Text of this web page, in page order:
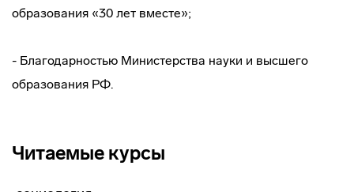
образования «30 лет вместе»;
- Благодарностью Министерства науки и высшего
образования РФ.
Читаемые курсы